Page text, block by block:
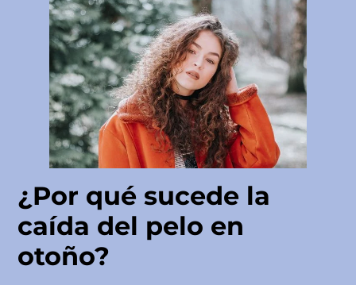
¿Por qué sucede la
caída del pelo en
otoño?